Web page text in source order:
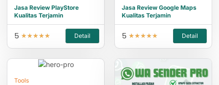
Jasa Review PlayStore
Kualitas Terjamin
5 ★★★★★ Detail
Jasa Review Google Maps
Kualitas Terjamin
5 ★★★★★ Detail
Tools